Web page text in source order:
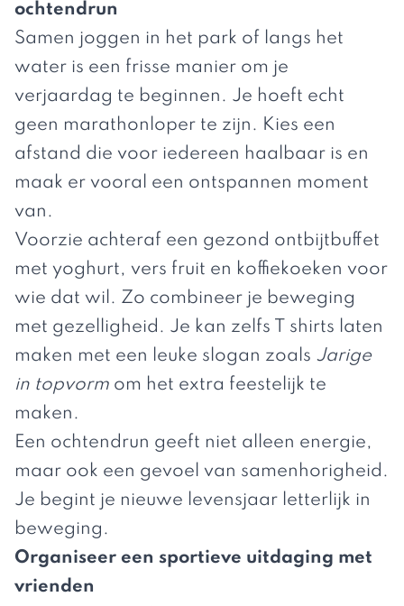
ochtendrun
Samen joggen in het park of langs het
water is een frisse manier om je
verjaardag te beginnen. Je hoeft echt
geen marathonloper te zijn. Kies een
afstand die voor iedereen haalbaar is en
maak er vooral een ontspannen moment
van.
Voorzie achteraf een gezond ontbijtbuffet
met yoghurt, vers fruit en koffiekoeken voor
wie dat wil. Zo combineer je beweging
met gezelligheid. Je kan zelfs T shirts laten
maken met een leuke slogan zoals Jarige
in topvorm om het extra feestelijk te
maken.
Een ochtendrun geeft niet alleen energie,
maar ook een gevoel van samenhorigheid.
Je begint je nieuwe levensjaar letterlijk in
beweging.
Organiseer een sportieve uitdaging met
vrienden